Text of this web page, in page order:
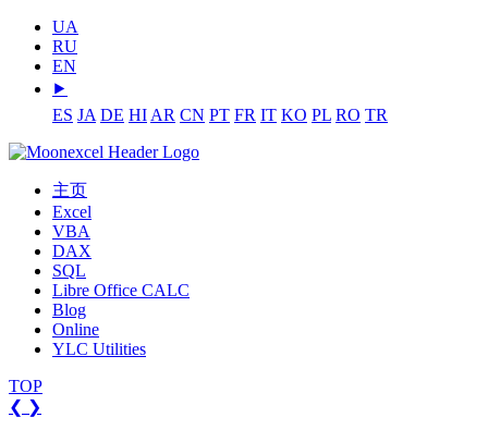
UA
RU
EN
⯈
ES JA DE HI AR CN PT FR IT KO PL RO TR
主页
Excel
VBA
DAX
SQL
Libre Office CALC
Blog
Online
YLC Utilities
TOP
❮ ❯